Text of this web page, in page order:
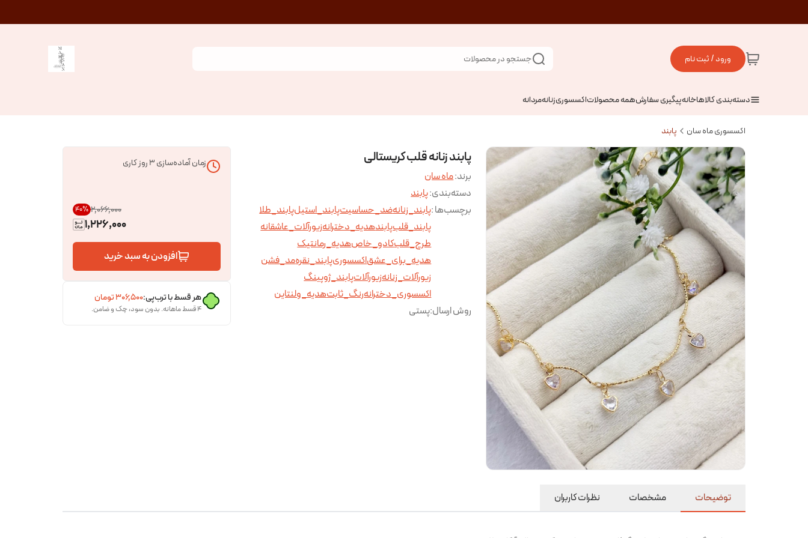
ورود / ثبت نام جستجو در محصولات
دسته‌بندی کالاهاخانهپیگیری سفارشهمه محصولاتاکسسوریزنانهمردانه
اکسسوری ماه سان پابند
پابند زنانه قلب کریستالی
برند:ماه سان
دسته‌بندی:پابند
برچسب‌ها :پابند_زنانهضد_حساسیتپابند_استیلپابند_طلا
پابند_قلبپابندهدیه_دخترانهزیورآلات_عاشقانه
طرح_قلبکادو_خاصهدیه_رمانتیک
هدیه_برای_عشقاکسسوریپابند_نقرهمد_فشن
زیورآلات_زنانهزیورآلاتپابند_ژوپینگ
اکسسوری_دخترانهرنگ_ثابتهدیه_ولنتاین
روش ارسال:پستی
زمان آماده‌سازی3روز کاری
۲٬۰۶۶٬۰۰۰ 40%
1,226,000
افزودن به سبد خرید
هر قسط با ترب‌پی:۳۰۶٬۵۰۰تومان
۴ قسط ماهانه. بدون سود، چک و ضامن.
توضیحات مشخصات نظرات کاربران